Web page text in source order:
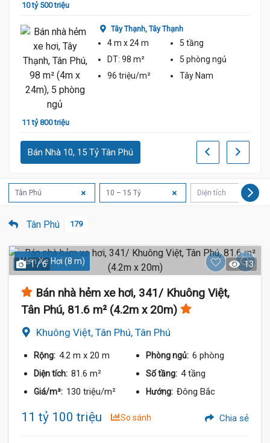
10 tỷ 500 triệu
11 tỷ 800 triệu
Tây Thạnh,Tây Thạnh
4 m x 24 m
5 tầng
DT: 98 m² 5 phòng ngủ
96 triệu/m²
Tây Nam
Bán Nhà 10, 15 Tỷ Tân Phú
Tân Phú 10 – 15 Tỷ Diện tích
Tân Phú 179
Hẻm Xe Hơi (8 m)
1 / 6 13
Bán nhà hẻm xe hơi, 341/ Khuông Việt,
Tân Phú, 81.6 m² (4.2m x 20m)
Khuông Việt, Tân Phú, Tân Phú
Rộng: 4.2 m x 20 m Phòng ngủ: 6 phòng
Diện tích: 81.6 m² Số tầng: 4 tầng
Giá/m²: 130 triệu/m² Hướng: Đông Bắc
11 tỷ 100 triệu So sánh Chia sẻ